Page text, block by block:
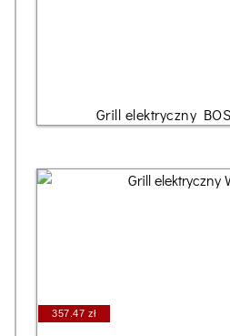
Grill elektryczny
357.47 zł